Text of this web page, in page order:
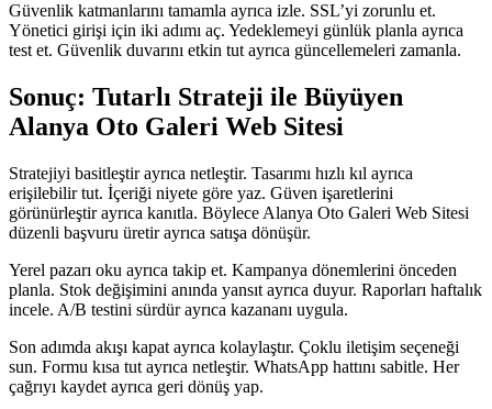
Güvenlik katmanlarını tamamla ayrıca izle. SSL’yi zorunlu et.
Yönetici girişi için iki adımı aç. Yedeklemeyi günlük planla ayrıca
test et. Güvenlik duvarını etkin tut ayrıca güncellemeleri zamanla.
Sonuç: Tutarlı Strateji ile Büyüyen
Alanya Oto Galeri Web Sitesi
Stratejiyi basitleştir ayrıca netleştir. Tasarımı hızlı kıl ayrıca
erişilebilir tut. İçeriği niyete göre yaz. Güven işaretlerini
görünürleştir ayrıca kanıtla. Böylece Alanya Oto Galeri Web Sitesi
düzenli başvuru üretir ayrıca satışa dönüşür.
Yerel pazarı oku ayrıca takip et. Kampanya dönemlerini önceden
planla. Stok değişimini anında yansıt ayrıca duyur. Raporları haftalık
incele. A/B testini sürdür ayrıca kazananı uygula.
Son adımda akışı kapat ayrıca kolaylaştır. Çoklu iletişim seçeneği
sun. Formu kısa tut ayrıca netleştir. WhatsApp hattını sabitle. Her
çağrıyı kaydet ayrıca geri dönüş yap.